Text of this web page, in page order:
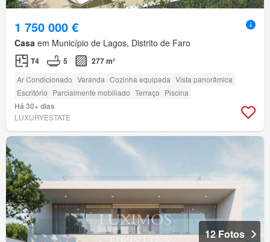
1 750 000 €
Casa em Município de Lagos, Distrito de Faro
T4 5 277 m²
Ar Condicionado Varanda Cozinha equipada Vista panorâmica
Escritório Parcialmente mobiliado Terraço Piscina
Há 30+ dias
LUXURYESTATE
12 Fotos